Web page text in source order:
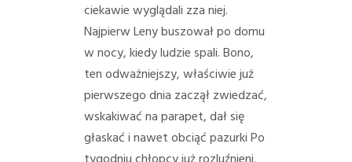
ciekawie wyglądali zza niej.
Najpierw Leny buszował po domu
w nocy, kiedy ludzie spali.Bono,
ten odważniejszy, właściwie już
pierwszego dnia zaczął zwiedzać,
wskakiwać na parapet, dał się
głaskać i nawet obciąć pazurkiPo